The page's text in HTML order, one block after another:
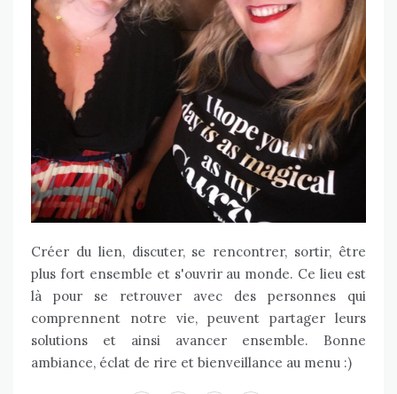
Créer du lien, discuter, se rencontrer, sortir, être
plus fort ensemble et s'ouvrir au monde. Ce lieu est
là pour se retrouver avec des personnes qui
comprennent notre vie, peuvent partager leurs
solutions et ainsi avancer ensemble. Bonne
ambiance, éclat de rire et bienveillance au menu :)